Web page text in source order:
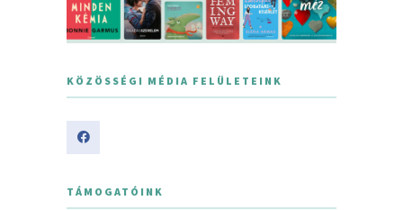
KÖZÖSSÉGI MÉDIA FELÜLETEINK
TÁMOGATÓINK